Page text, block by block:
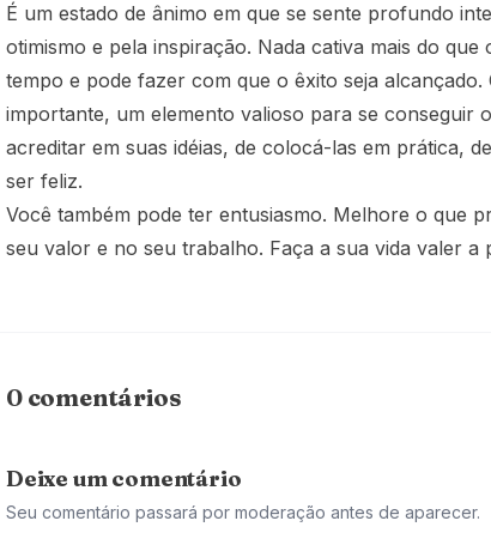
É um estado de ânimo em que se sente profundo
otimismo e pela inspiração. Nada cativa mais do
tempo e pode fazer com que o êxito seja alcançado.
importante, um elemento valioso para se conseguir
acreditar em suas idéias, de colocá-las em prática,
ser feliz.
Você também pode ter entusiasmo. Melhore o que
seu valor e no seu trabalho. Faça a sua vida valer a
0 comentários
Deixe um comentário
Seu comentário passará por moderação antes de aparecer.